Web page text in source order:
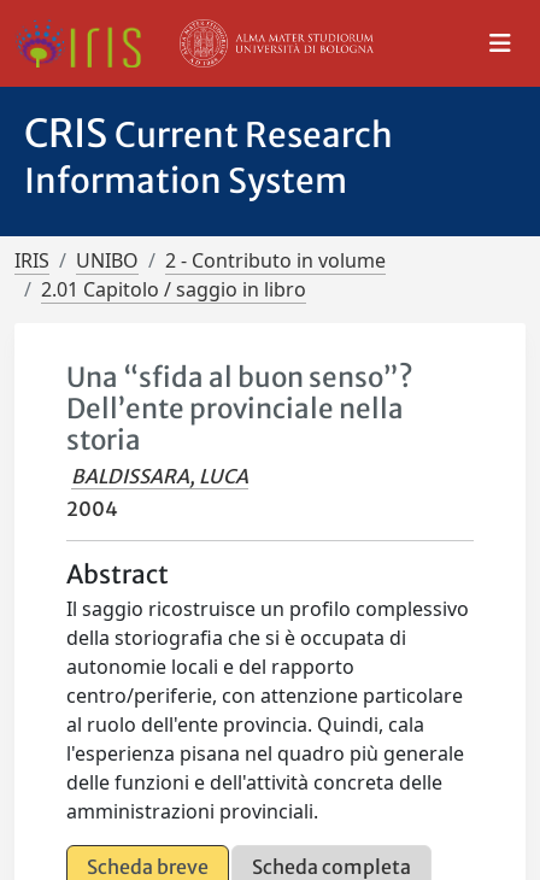
CRIS Current Research
Information System
IRIS UNIBO
2 - Contributo in volume
2.01 Capitolo / saggio in libro
Una “sfida al buon senso”?
Dell’ente provinciale nella
storia
BALDISSARA, LUCA
2004
Abstract
Il saggio ricostruisce un profilo complessivo
della storiografia che si è occupata di
autonomie locali e del rapporto
centro/periferie, con attenzione particolare
al ruolo dell'ente provincia. Quindi, cala
l'esperienza pisana nel quadro più generale
delle funzioni e dell'attività concreta delle
amministrazioni provinciali.
Scheda breve
Scheda completa